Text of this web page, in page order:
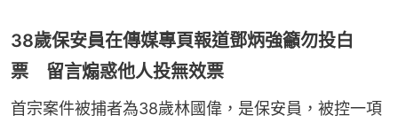
38歲保安員在傳媒專頁報道鄧炳強籲勿投白
票 留言煽惑他人投無效票
首宗案件被捕者為38歲林國偉，是保安員，被控一項